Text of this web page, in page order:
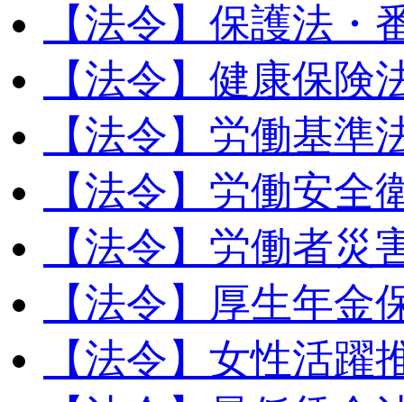
【法令】保護法・
【法令】健康保険
【法令】労働基準
【法令】労働安全
【法令】労働者災
【法令】厚生年金
【法令】女性活躍